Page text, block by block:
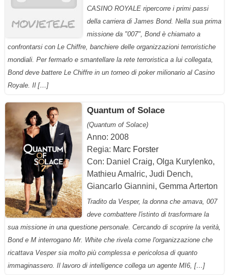
CASINO ROYALE ripercorre i primi passi
della carriera di James Bond. Nella sua prima
missione da "007", Bond è chiamato a
confrontarsi con Le Chiffre, banchiere delle organizzazioni terroristiche
mondiali. Per fermarlo e smantellare la rete terroristica a lui collegata,
Bond deve battere Le Chiffre in un torneo di poker milionario al Casino
Royale. Il […]
Quantum of Solace
(Quantum of Solace)
Anno: 2008
Regia: Marc Forster
Con: Daniel Craig, Olga Kurylenko,
Mathieu Amalric, Judi Dench,
Giancarlo Giannini, Gemma Arterton
Tradito da Vesper, la donna che amava, 007
deve combattere l'istinto di trasformare la
sua missione in una questione personale. Cercando di scoprire la verità,
Bond e M interrogano Mr. White che rivela come l'organizzazione che
ricattava Vesper sia molto più complessa e pericolosa di quanto
immaginassero. Il lavoro di intelligence collega un agente MI6, […]